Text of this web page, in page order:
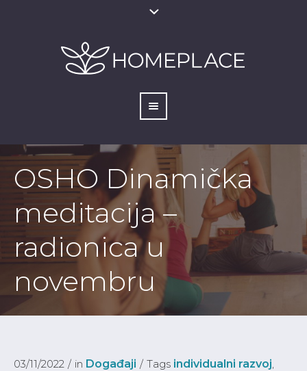
OSHO Dinamička
meditacija –
radionica u
novembru
03/11/2022 in Događaji Tags individualni razvoj,